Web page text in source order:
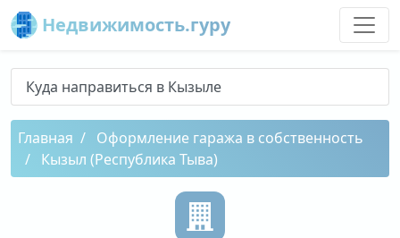
Недвижимость.гуру
Куда направиться в Кызыле
Главная
Оформление гаража в собственность
Кызыл (Республика Тыва)